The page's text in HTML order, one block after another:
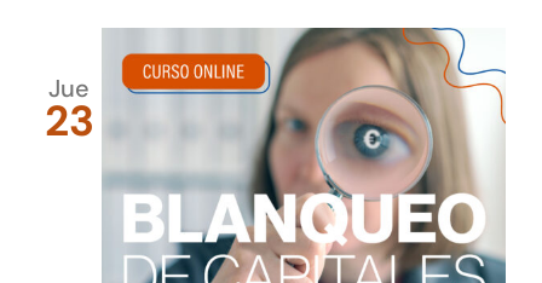
Jue
23